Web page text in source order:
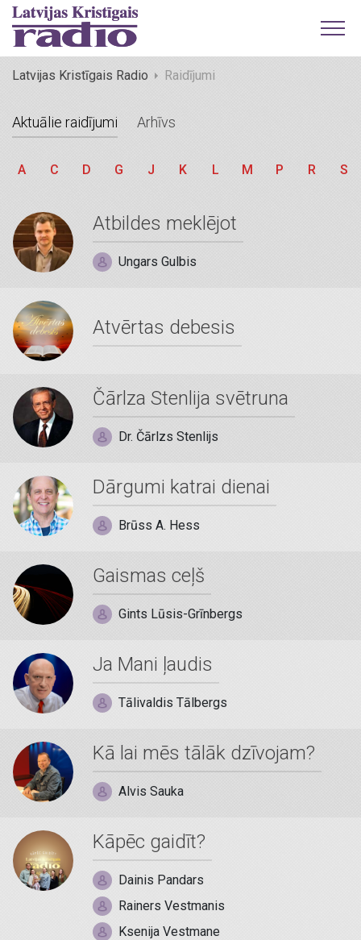
Latvijas Kristīgais Radio Raidījumi
Aktuālie raidījumi Arhīvs
A C D G J K L M P R S
Atbildes meklējot
Ungars Gulbis
Atvērtas debesis
Čārlza Stenlija svētruna
Dr. Čārlzs Stenlijs
Dārgumi katrai dienai
Brūss A. Hess
Gaismas ceļš
Gints Lūsis-Grīnbergs
Ja Mani ļaudis
Tālivaldis Tālbergs
Kā lai mēs tālāk dzīvojam?
Alvis Sauka
Kāpēc gaidīt?
Dainis Pandars
Rainers Vestmanis
Ksenija Vestmane